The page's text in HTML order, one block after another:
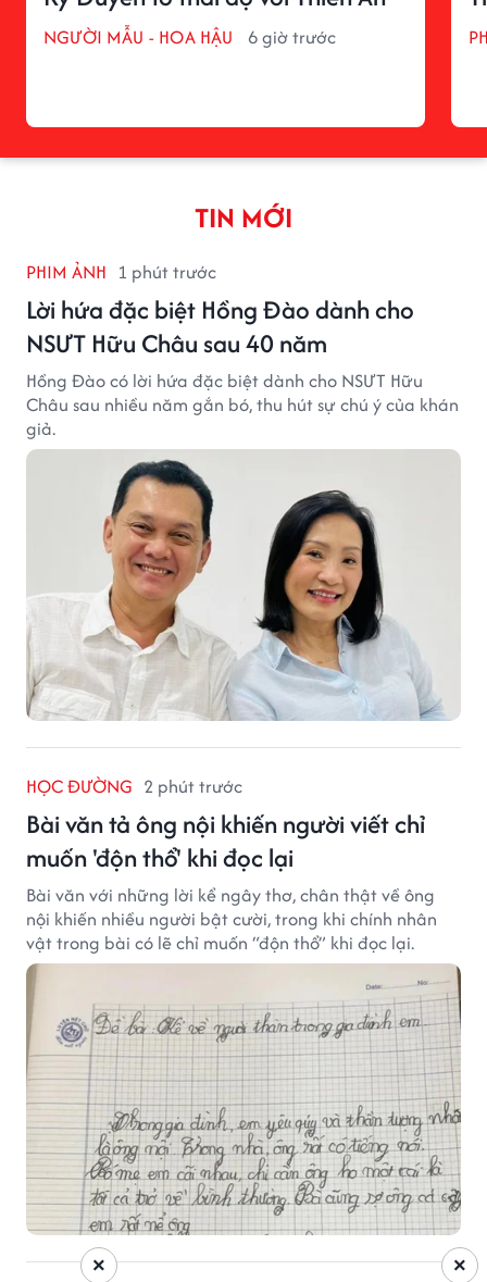
NGƯỜI MẪU - HOA HẬU 6 giờ trước
TIN MỚI
PHIM ẢNH 1 phút trước
Lời hứa đặc biệt Hồng Đào dành cho
NSƯT Hữu Châu sau 40 năm
Hồng Đào có lời hứa đặc biệt dành cho NSƯT Hữu
Châu sau nhiều năm gắn bó, thu hút sự chú ý của khán
giả.
HỌC ĐƯỜNG 2 phút trước
Bài văn tả ông nội khiến người viết chỉ
muốn 'độn thổ' khi đọc lại
Bài văn với những lời kể ngây thơ, chân thật về ông
nội khiến nhiều người bật cười, trong khi chính nhân
vật trong bài có lẽ chỉ muốn “độn thổ” khi đọc lại.
×
×